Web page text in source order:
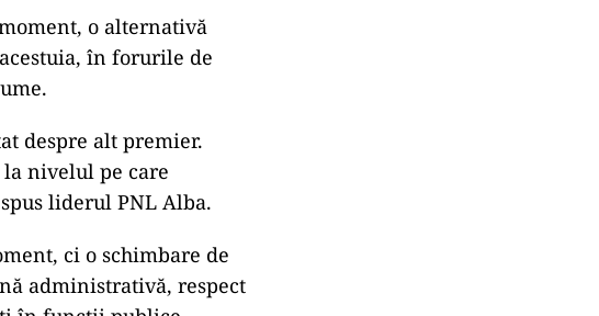
o alternativă
în forurile de
despre alt premier.
nivelul pe care
liderul PNL Alba.
ci o schimbare de
administrativă, respect